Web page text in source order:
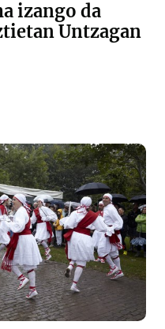
izango da
Untzagan